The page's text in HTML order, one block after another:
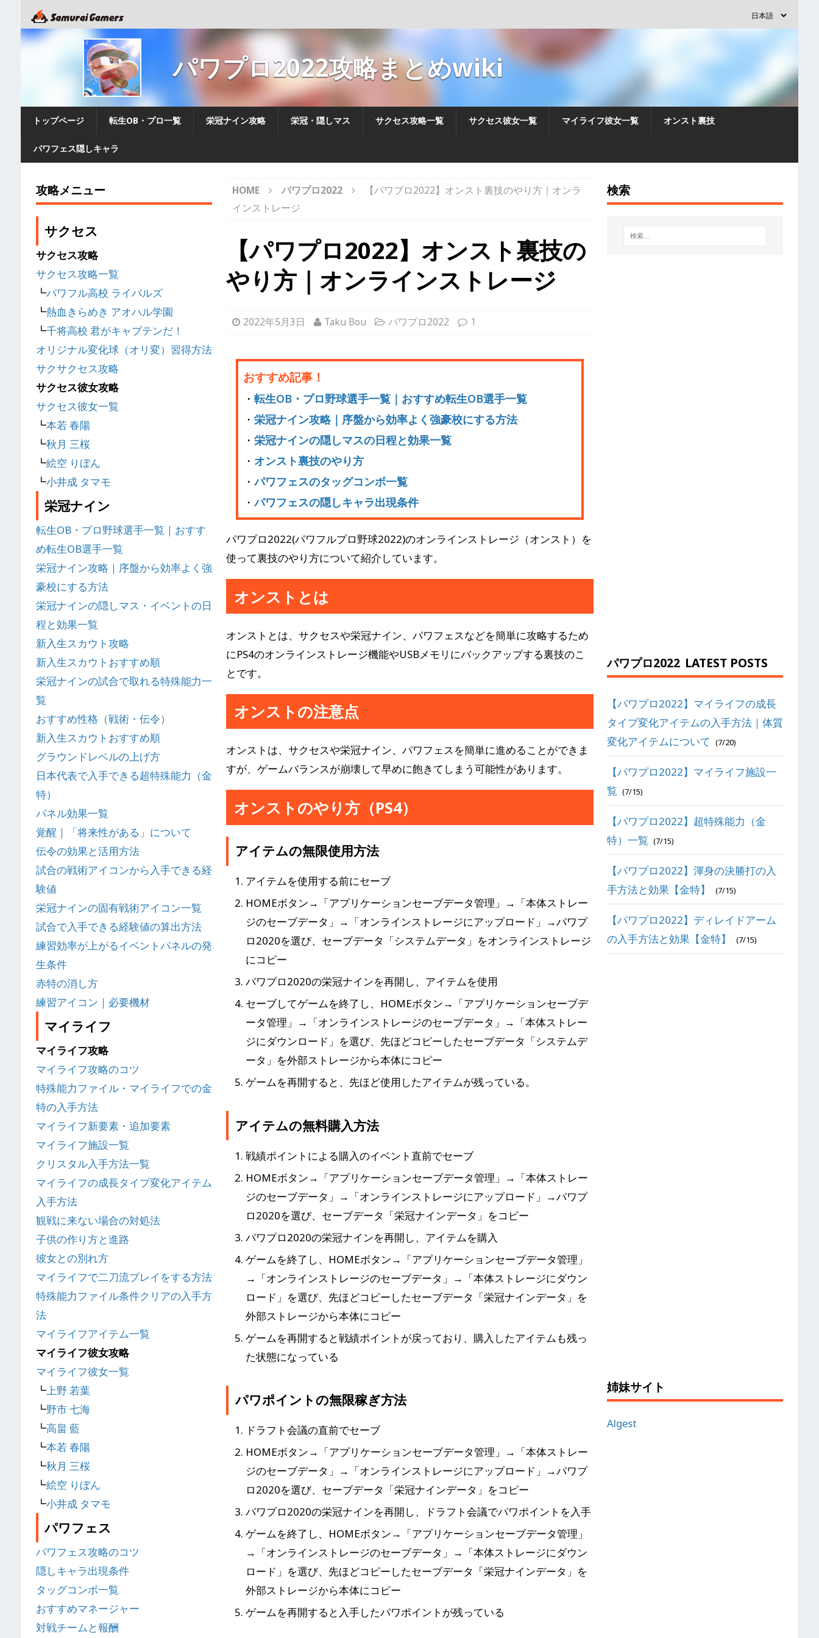
パワプロ2022攻略まとめwiki
トップページ 転生OB・プロ一覧 栄冠ナイン攻略 栄冠・隠しマス サクセス攻略一覧 サクセス彼女一覧 マイライフ彼女一覧 オンスト裏技
パワフェス隠しキャラ
HOME パワプロ2022
【パワプロ2022】オンスト裏技のやり方｜オンラ
インストレージ
【パワプロ2022】オンスト裏技の
やり方｜オンラインストレージ
2022年5月3日 Taku Bou パワプロ2022 1
おすすめ記事！
・転生OB・プロ野球選手一覧｜おすすめ転生OB選手一覧
・栄冠ナイン攻略｜序盤から効率よく強豪校にする方法
・栄冠ナインの隠しマスの日程と効果一覧
・ オンスト裏技のやり方
・パワフェスのタッグコンボ一覧
・パワフェスの隠しキャラ出現条件
パワプロ2022(パワフルプロ野球2022)のオンラインストレージ（オンスト）を
使って裏技のやり方について紹介しています。
オンストとは
オンストとは、サクセスや栄冠ナイン、パワフェスなどを簡単に攻略するため
にPS4のオンラインストレージ機能やUSBメモリにバックアップする裏技のこ
とです。
オンストの注意点
オンストは、サクセスや栄冠ナイン、パワフェスを簡単に進めることができま
すが、ゲームバランスが崩壊して早めに飽きてしまう可能性があります。
オンストのやり方（PS4）
アイテムの無限使用方法
アイテムを使用する前にセーブ
HOMEボタン→「アプリケーションセーブデータ管理」→「本体ストレー
ジのセーブデータ」→「オンラインストレージにアップロード」→パワプ
ロ2020を選び、セーブデータ「システムデータ」をオンラインストレージ
にコピー
パワプロ2020の栄冠ナインを再開し、アイテムを使用
セーブしてゲームを終了し、HOMEボタン→「アプリケーションセーブデ
ータ管理」→「オンラインストレージのセーブデータ」→「本体ストレー
ジにダウンロード」を選び、先ほどコピーしたセーブデータ「システムデ
ータ」を外部ストレージから本体にコピー
ゲームを再開すると、先ほど使用したアイテムが残っている。
アイテムの無料購入方法
戦績ポイントによる購入のイベント直前でセーブ
HOMEボタン→「アプリケーションセーブデータ管理」→「本体ストレー
ジのセーブデータ」→「オンラインストレージにアップロード」→パワプ
ロ2020を選び、セーブデータ「栄冠ナインデータ」をコピー
パワプロ2020の栄冠ナインを再開し、アイテムを購入
ゲームを終了し、HOMEボタン→「アプリケーションセーブデータ管理」
→「オンラインストレージのセーブデータ」→「本体ストレージにダウン
ロード」を選び、先ほどコピーしたセーブデータ「栄冠ナインデータ」を
外部ストレージから本体にコピー
ゲームを再開すると戦績ポイントが戻っており、購入したアイテムも残っ
た状態になっている
パワポイントの無限稼ぎ方法
ドラフト会議の直前でセーブ
HOMEボタン→「アプリケーションセーブデータ管理」→「本体ストレー
ジのセーブデータ」→「オンラインストレージにアップロード」→パワプ
ロ2020を選び、セーブデータ「栄冠ナインデータ」をコピー
パワプロ2020の栄冠ナインを再開し、ドラフト会議でパワポイントを入手
ゲームを終了し、HOMEボタン→「アプリケーションセーブデータ管理」
→「オンラインストレージのセーブデータ」→「本体ストレージにダウン
ロード」を選び、先ほどコピーしたセーブデータ「栄冠ナインデータ」を
外部ストレージから本体にコピー
ゲームを再開すると入手したパワポイントが残っている
攻略メニュー
サクセス
サクセス攻略
サクセス攻略一覧
┗パワフル高校 ライバルズ
┗熱血きらめき アオハル学園
┗千将高校 君がキャプテンだ！
オリジナル変化球（オリ変）習得方法
サクサクセス攻略
サクセス彼女攻略
サクセス彼女一覧
┗本若 春陽
┗秋月 三桜
┗絵空 りぼん
┗小井成 タマモ
栄冠ナイン
転生OB・プロ野球選手一覧｜おすす
め転生OB選手一覧
栄冠ナイン攻略｜序盤から効率よく強
豪校にする方法
栄冠ナインの隠しマス・イベントの日
程と効果一覧
新入生スカウト攻略
新入生スカウトおすすめ順
栄冠ナインの試合で取れる特殊能力一
覧
おすすめ性格（戦術・伝令）
新入生スカウトおすすめ順
グラウンドレベルの上げ方
日本代表で入手できる超特殊能力（金
特）
パネル効果一覧
覚醒｜「将来性がある」について
伝令の効果と活用方法
試合の戦術アイコンから入手できる経
験値
栄冠ナインの固有戦術アイコン一覧
試合で入手できる経験値の算出方法
練習効率が上がるイベントパネルの発
生条件
赤特の消し方
練習アイコン｜必要機材
マイライフ
マイライフ攻略
マイライフ攻略のコツ
特殊能力ファイル・マイライフでの金
特の入手方法
マイライフ新要素・追加要素
マイライフ施設一覧
クリスタル入手方法一覧
マイライフの成長タイプ変化アイテム
入手方法
観戦に来ない場合の対処法
子供の作り方と進路
彼女との別れ方
マイライフで二刀流プレイをする方法
特殊能力ファイル条件クリアの入手方
法
マイライフアイテム一覧
マイライフ彼女攻略
マイライフ彼女一覧
┗上野 若葉
┗野市 七海
┗高畠 藍
┗本若 春陽
┗秋月 三桜
┗絵空 りぼん
┗小井成 タマモ
パワフェス
パワフェス攻略のコツ
隠しキャラ出現条件
タッグコンボ一覧
おすすめマネージャー
対戦チームと報酬
検索
パワプロ2022 LATEST POSTS
【パワプロ2022】マイライフの成長
タイプ変化アイテムの入手方法｜体質
変化アイテムについて (7/20)
【パワプロ2022】マイライフ施設一
覧 (7/15)
【パワプロ2022】超特殊能力（金
特）一覧 (7/15)
【パワプロ2022】渾身の決勝打の入
手方法と効果【金特】
(7/15)
【パワプロ2022】ディレイドアーム
の入手方法と効果【金特】
(7/15)
姉妹サイト
Algest